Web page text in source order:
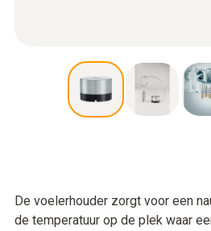
De voelerhouder zorgt voor een
de temperatuur op de plek waar